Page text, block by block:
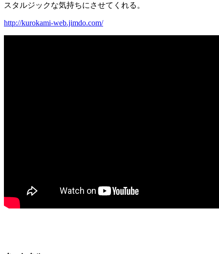
スタルジックな気持ちにさせてくれる。
http://kurokami-web.jimdo.com/